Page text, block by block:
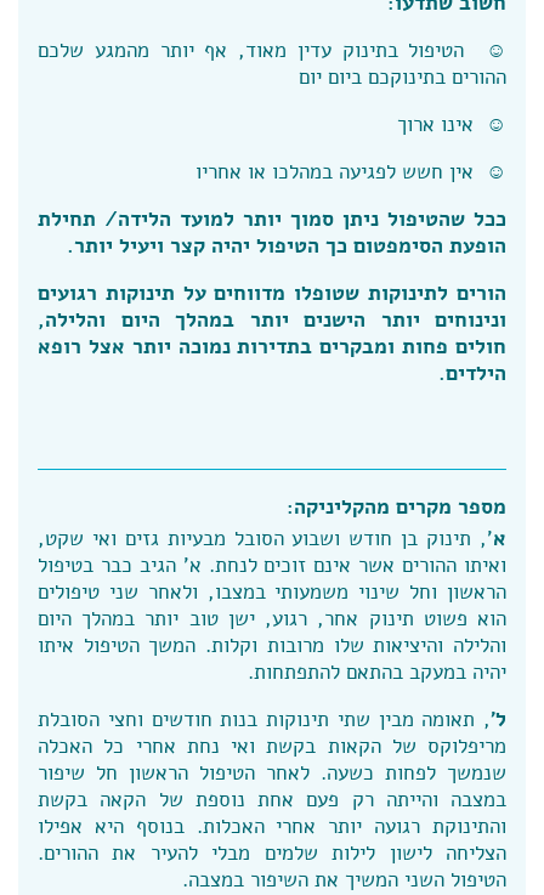
☺ הטיפול בתינוק עדין מאוד, אף יותר מהמגע שלכם
ההורים בתינוקכם ביום יום
☺ אינו ארוך
☺ אין חשש לפגיעה במהלכו או אחריו
ככל שהטיפול ניתן סמוך יותר למועד הלידה/ תחילת
הופעת הסימפטום כך הטיפול יהיה קצר ויעיל יותר.
הורים לתינוקות שטופלו מדווחים על תינוקות רגועים
ונינוחים יותר הישנים יותר במהלך היום והלילה,
חולים פחות ומבקרים בתדירות נמוכה יותר אצל רופא
הילדים.
מספר מקרים מהקליניקה:
א', תינוק בן חודש ושבוע הסובל מבעיות גזים ואי שקט,
ואיתו ההורים אשר אינם זוכים לנחת. א' הגיב כבר בטיפול
הראשון וחל שינוי משמעותי במצבו, ולאחר שני טיפולים
הוא פשוט תינוק אחר, רגוע, ישן טוב יותר במהלך היום
והלילה והיציאות שלו מרובות וקלות. המשך הטיפול איתו
יהיה במעקב בהתאם להתפתחות.
ל', תאומה מבין שתי תינוקות בנות חודשים וחצי הסובלת
מריפלוקס של הקאות בקשת ואי נחת אחרי כל האכלה
שנמשך לפחות כשעה. לאחר הטיפול הראשון חל שיפור
במצבה והייתה רק פעם אחת נוספת של הקאה בקשת
והתינוקת רגועה יותר אחרי האכלות. בנוסף היא אפילו
הצליחה לישון לילות שלמים מבלי להעיר את ההורים.
הטיפול השני המשיך את השיפור במצבה.